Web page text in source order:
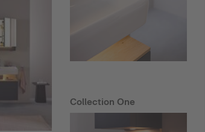
Collection One